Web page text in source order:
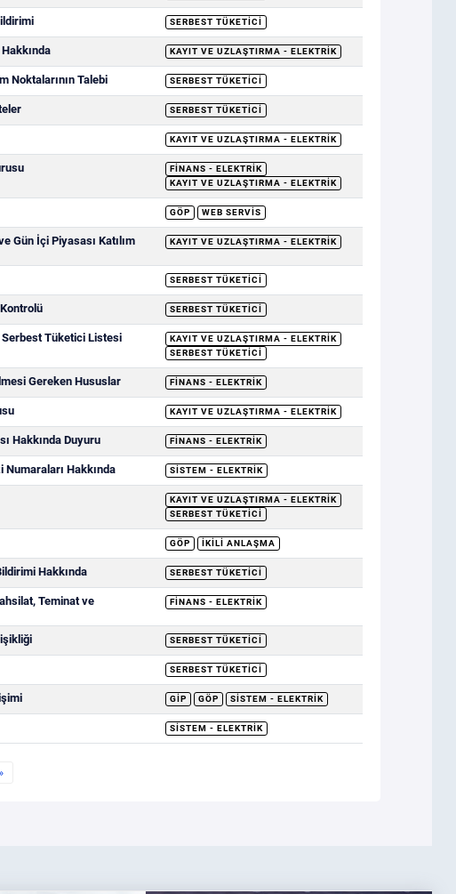
SERBEST TÜKETICI
KAYIT VE UZLAŞTIRMA - ELEKTRIK
Noktalarının Talebi SERBEST TÜKETICI
SERBEST TÜKETICI
KAYIT VE UZLAŞTIRMA - ELEKTRIK
FINANS - ELEKTRIK
KAYIT VE UZLAŞTIRMA - ELEKTRIK
GÖP WEB SERVIS
Gün İçi Piyasası Katılım
KAYIT VE UZLAŞTIRMA - ELEKTRIK
SERBEST TÜKETICI
SERBEST TÜKETICI
Serbest Tüketici Listesi
KAYIT VE UZLAŞTIRMA - ELEKTRIK
SERBEST TÜKETICI
Gereken Hususlar FINANS - ELEKTRIK
KAYIT VE UZLAŞTIRMA - ELEKTRIK
Hakkında Duyuru FINANS - ELEKTRIK
Numaraları Hakkında SISTEM - ELEKTRIK
KAYIT VE UZLAŞTIRMA - ELEKTRIK
SERBEST TÜKETICI
GÖP İKILI ANLAŞMA
Hakkında SERBEST TÜKETICI
Teminat ve
FINANS - ELEKTRIK
SERBEST TÜKETICI
SERBEST TÜKETICI
GİP GÖP SISTEM - ELEKTRIK
SISTEM - ELEKTRIK
»